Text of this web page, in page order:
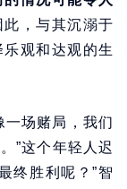
此，与其沉溺于
观和达观的生
一场赌局，我们
”这个年轻人迟
终胜利呢？”智